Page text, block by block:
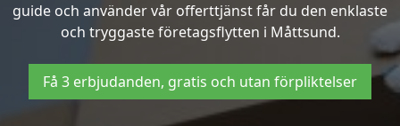
guide och använder vår offerttjänst får du den enklaste
och tryggaste företagsflytten i Måttsund.
Få 3 erbjudanden, gratis och utan förpliktelser